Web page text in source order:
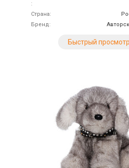
Страна
Бренд
Быстрый просмотр